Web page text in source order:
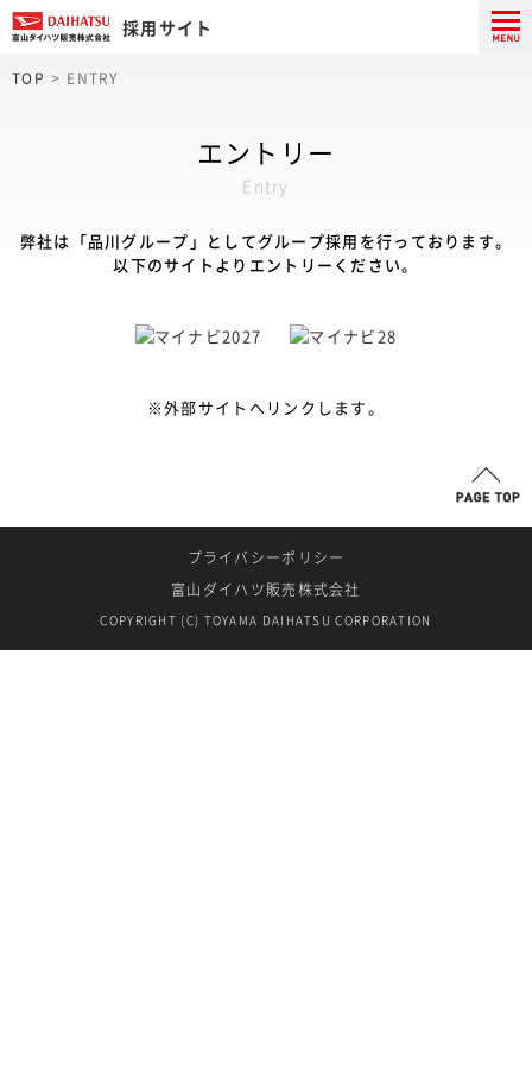
採用サイト
会社を知る
社員対談
TOP ENTRY
エントリー
Entry
弊社は「品川グループ」としてグループ採用を行っております。
以下のサイトよりエントリーください。
※外部サイトへリンクします。
プライバシーポリシー
富山ダイハツ販売株式会社
COPYRIGHT (C) TOYAMA DAIHATSU CORPORATION